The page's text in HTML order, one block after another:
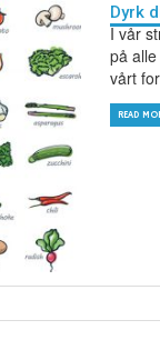
Dyrk
I vår
på
vårt
READ